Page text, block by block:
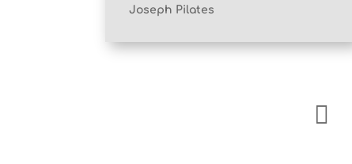
Joseph Pilates
